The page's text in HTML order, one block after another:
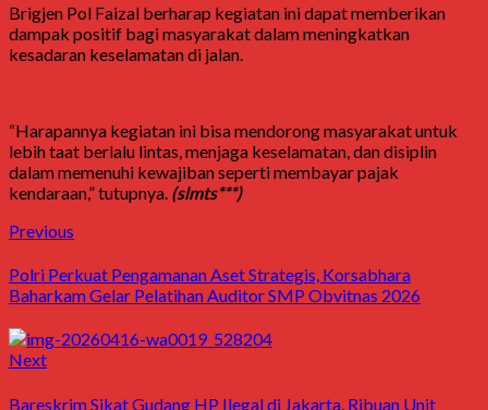
Brigjen Pol Faizal berharap kegiatan ini dapat memberikan
dampak positif bagi masyarakat dalam meningkatkan
kesadaran keselamatan di jalan.
“Harapannya kegiatan ini bisa mendorong masyarakat untuk
lebih taat berlalu lintas, menjaga keselamatan, dan disiplin
dalam memenuhi kewajiban seperti membayar pajak
kendaraan,” tutupnya. (slmts***)
Previous
Polri Perkuat Pengamanan Aset Strategis, Korsabhara
Baharkam Gelar Pelatihan Auditor SMP Obvitnas 2026
Next
Bareskrim Sikat Gudang HP Ilegal di Jakarta, Ribuan Unit